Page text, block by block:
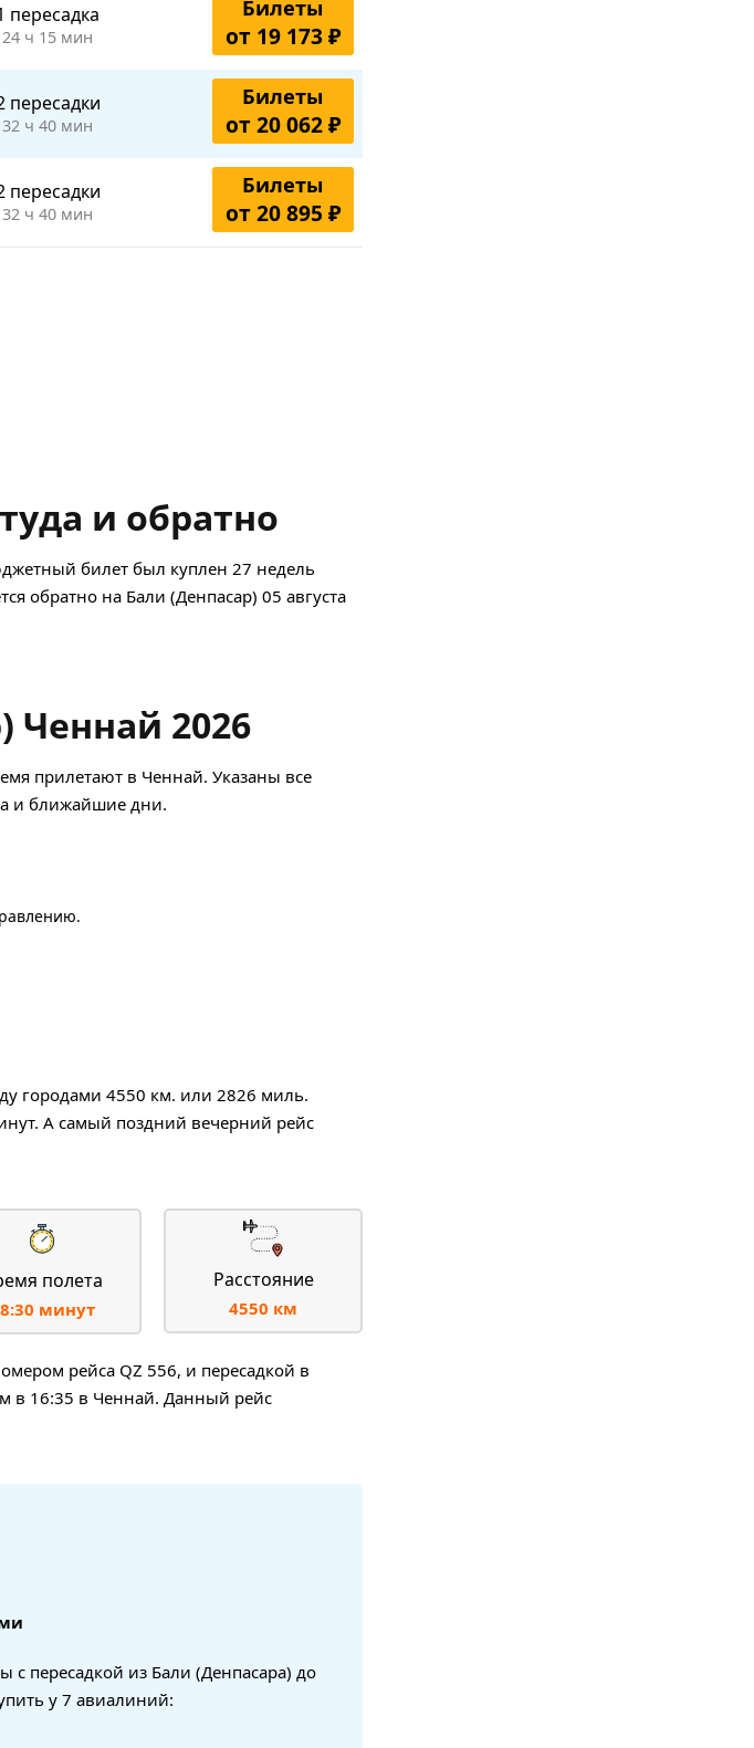
пересадка
24 ч 15 мин
Билеты
от 19 173 ₽
пересадки
32 ч 40 мин
Билеты
от 20 062 ₽
пересадки
32 ч 40 мин
Билеты
от 20 895 ₽
и обратно
билет был куплен 27 недель
обратно на Бали (Денпасар) 05 августа
Ченнай 2026
прилетают в Ченнай. Указаны все
и ближайшие дни.
городами 4550 км. или 2826 миль.
А самый поздний вечерний рейс
полета
минут
Расстояние
4550 км
рейса QZ 556, и пересадкой в
в 16:35 в Ченнай. Данный рейс
с пересадкой из Бали (Денпасара) до
у 7 авиалиний: